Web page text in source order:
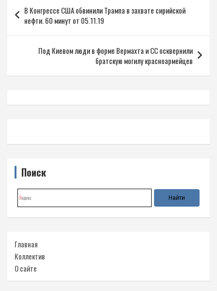
по
записям
В Конгрессе США обвинили Трампа в захвате сирийской
нефти. 60 минут от 05.11.19
Под Киевом люди в форме Вермахта и СС осквернили
братскую могилу красноармейцев
Поиск
Главная
Коллектив
О сайте